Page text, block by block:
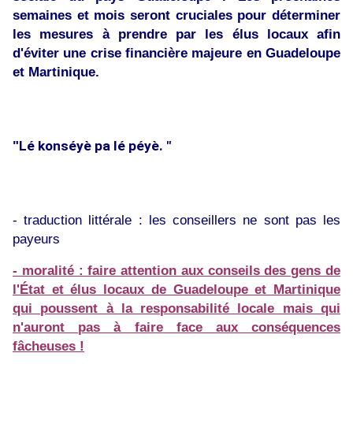
semaines et mois seront cruciales pour déterminer
les mesures à prendre par les élus locaux afin
d'éviter une crise financière majeure en Guadeloupe
et Martinique.
"Lé konséyè pa lé péyè. "
- traduction littérale : les conseillers ne sont pas les
payeurs
- moralité : faire attention aux conseils des gens de
l'État et élus locaux de Guadeloupe et Martinique
qui poussent à la responsabilité locale mais qui
n'auront pas à faire face aux conséquences
fâcheuses !